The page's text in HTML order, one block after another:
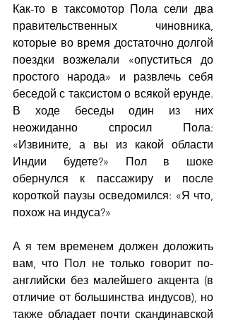
Как-то в таксомотор Пола сели два
правительственных чиновника,
которые во время достаточно долгой
поездки возжелали «опуститься до
простого народа» и развлечь себя
беседой с таксистом о всякой ерунде.
В ходе беседы один из них
неожиданно спросил Пола:
«Извините, а вы из какой области
Индии будете?» Пол в шоке
обернулся к пассажиру и после
короткой паузы осведомился: «Я что,
похож на индуса?»
А я тем временем должен доложить
вам, что Пол не только говорит по-
английски без малейшего акцента (в
отличие от большинства индусов), но
также обладает почти скандинавской